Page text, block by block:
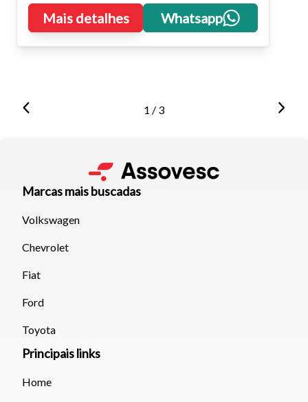
Mais detalhes Whatsapp
1 / 3
Marcas mais buscadas
Volkswagen
Chevrolet
Fiat
Ford
Toyota
Principais links
Home